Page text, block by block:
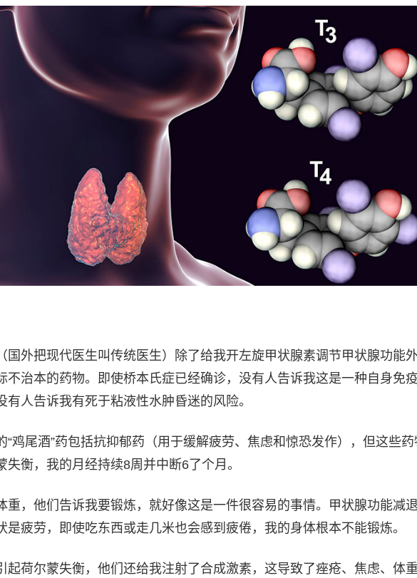
国外把现代医生叫传统医生）除了给我开左旋甲状腺素调节甲状腺功能外
不治本的药物。即使桥本氏症已经确诊，没有人告诉我这是一种自身免
有人告诉我有死于粘液性水肿昏迷的风险。
“鸡尾酒”药包括抗抑郁药（用于缓解疲劳、焦虑和惊恐发作），但这些药
失衡，我的月经持续8周并中断6了个月。
重，他们告诉我要锻炼，就好像这是一件很容易的事情。甲状腺功能减
是疲劳，即使吃东西或走几米也会感到疲倦，我的身体根本不能锻炼。
起荷尔蒙失衡，他们还给我注射了合成激素，这导致了痤疮、焦虑、体